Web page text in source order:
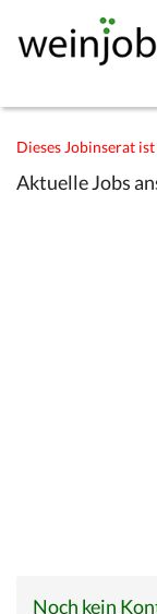
Dieses Jobinserat
Aktuelle Jobs
Noch kein